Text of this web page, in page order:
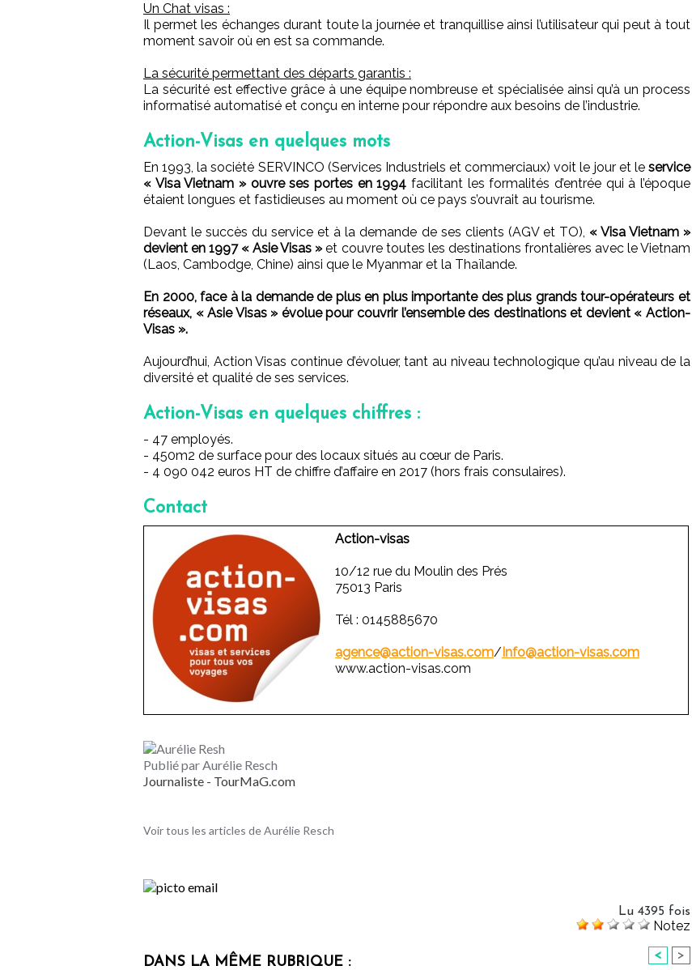
Un Chat visas :
Il permet les échanges durant toute la journée et tranquillise ainsi l’utilisateur qui peut à tout
moment savoir où en est sa commande.
La sécurité permettant des départs garantis :
La sécurité est effective grâce à une équipe nombreuse et spécialisée ainsi qu’à un process
informatisé automatisé et conçu en interne pour répondre aux besoins de l’industrie.
Action-Visas en quelques mots
En 1993, la société SERVINCO (Services Industriels et commerciaux) voit le jour et le service
« Visa Vietnam » ouvre ses portes en 1994 facilitant les formalités d’entrée qui à l’époque
étaient longues et fastidieuses au moment où ce pays s’ouvrait au tourisme.
Devant le succès du service et à la demande de ses clients (AGV et TO), « Visa Vietnam »
devient en 1997 « Asie Visas »et couvre toutes les destinations frontalières avec le Vietnam
(Laos, Cambodge, Chine) ainsi que le Myanmar et la Thaïlande.
En 2000, face à la demande de plus en plus importante des plus grands tour-opérateurs et
réseaux, « Asie Visas » évolue pour couvrir l’ensemble des destinations et devient « Action-
Visas ».
Aujourd’hui, Action Visas continue d’évoluer, tant au niveau technologique qu’au niveau de la
diversité et qualité de ses services.
Action-Visas en quelques chiffres :
- 47 employés.
- 450m2 de surface pour des locaux situés au cœur de Paris.
- 4 090 042 euros HT de chiffre d’affaire en 2017 (hors frais consulaires).
Contact
Action-visas
10/12 rue du Moulin des Prés
75013 Paris
Tél : 0145885670
agence@action-visas.com/Info@action-visas.com
www.action-visas.com
Publié par Aurélie Resch
Journaliste - TourMaG.com
Voir tous les articles de Aurélie Resch
Lu 4395 fois
Notez
DANS LA MÊME RUBRIQUE : < >